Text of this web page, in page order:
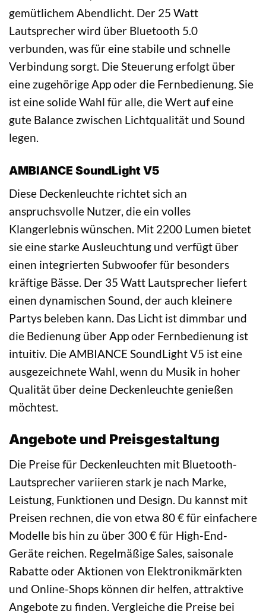
gemütlichem Abendlicht. Der 25 Watt
Lautsprecher wird über Bluetooth 5.0
verbunden, was für eine stabile und schnelle
Verbindung sorgt. Die Steuerung erfolgt über
eine zugehörige App oder die Fernbedienung. Sie
ist eine solide Wahl für alle, die Wert auf eine
gute Balance zwischen Lichtqualität und Sound
legen.
AMBIANCE SoundLight V5
Diese Deckenleuchte richtet sich an
anspruchsvolle Nutzer, die ein volles
Klangerlebnis wünschen. Mit 2200 Lumen bietet
sie eine starke Ausleuchtung und verfügt über
einen integrierten Subwoofer für besonders
kräftige Bässe. Der 35 Watt Lautsprecher liefert
einen dynamischen Sound, der auch kleinere
Partys beleben kann. Das Licht ist dimmbar und
die Bedienung über App oder Fernbedienung ist
intuitiv. Die AMBIANCE SoundLight V5 ist eine
ausgezeichnete Wahl, wenn du Musik in hoher
Qualität über deine Deckenleuchte genießen
möchtest.
Angebote und Preisgestaltung
Die Preise für Deckenleuchten mit Bluetooth-
Lautsprecher variieren stark je nach Marke,
Leistung, Funktionen und Design. Du kannst mit
Preisen rechnen, die von etwa 80 € für einfachere
Modelle bis hin zu über 300 € für High-End-
Geräte reichen. Regelmäßige Sales, saisonale
Rabatte oder Aktionen von Elektronikmärkten
und Online-Shops können dir helfen, attraktive
Angebote zu finden. Vergleiche die Preise bei